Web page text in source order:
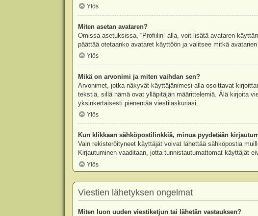
Ylös
Miten asetan avataren?
Omissa asetuksissa, “Profiilin” alla, voit lisätä avataren
päättää otetaanko avataret käyttöön ja valitsee mitkä
Ylös
Mikä on arvonimi ja miten vaihdan sen?
Arvonimet, jotka näkyvät käyttäjänimesi alla osoittavat
tekstiä, sillä nämä ovat ylläpitäjän määrittelemiä. Älä kirjoita
yksinkertaisesti pienentää viestilaskuriasi.
Ylös
Kun klikkaan sähköpostilinkkiä, minua pyydetään
Vain rekisteröityneet käyttäjät voivat lähettää sähköpostia
Kirjautuminen vaaditaan, jotta tunnistautumattomat käyttäjät
Ylös
Viestien lähetyksen ongelmat
Miten luon uuden viestiketjun tai lähetän vastauksen?